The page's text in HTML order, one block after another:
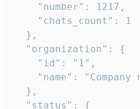
    "number": 1217,
    "chats_count": 1
  },
  "organization": {
    "id": "1",
"name": "Company
  },
  "status": {